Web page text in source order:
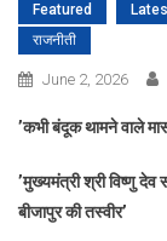
Featured
राजनीती
June 2, 2026
’कभी बंदूक थामने वाले
’मुख्यमंत्री श्री विष्णु देव
बीजापुर की तस्वीर’